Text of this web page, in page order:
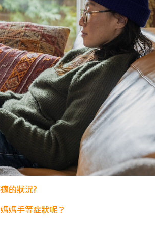
的狀況?
媽手等症狀呢？